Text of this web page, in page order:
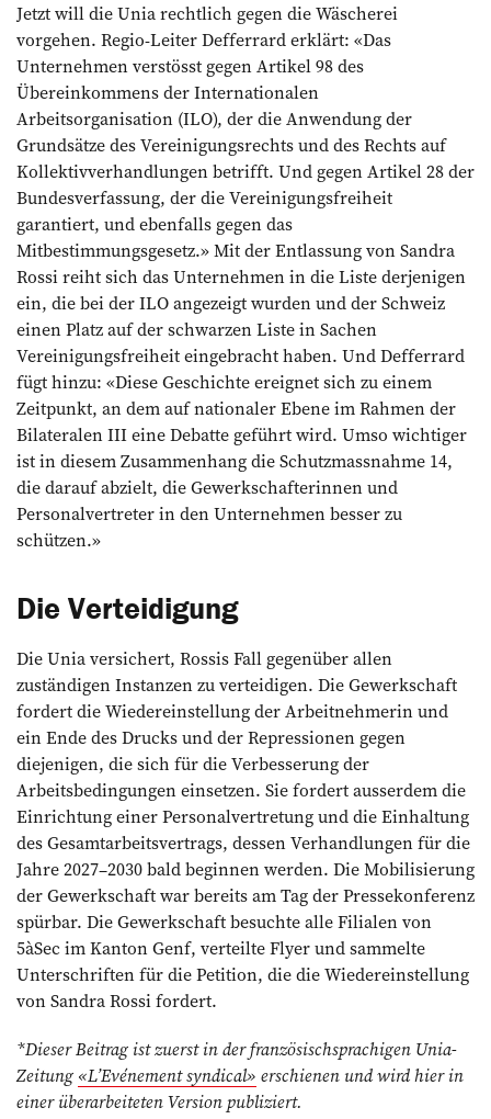
Jetzt will die Unia rechtlich gegen die Wäscherei
vorgehen. Regio-Leiter Defferrard erklärt: «Das
Unternehmen verstösst gegen Artikel 98 des
Übereinkommens der Internationalen
Arbeitsorganisation (ILO), der die Anwendung der
Grundsätze des Vereinigungsrechts und des Rechts auf
Kollektivverhandlungen betrifft. Und gegen Artikel 28 der
Bundesverfassung, der die Vereinigungsfreiheit
garantiert, und ebenfalls gegen das
Mitbestimmungsgesetz.» Mit der Entlassung von Sandra
Rossi reiht sich das Unternehmen in die Liste derjenigen
ein, die bei der ILO angezeigt wurden und der Schweiz
einen Platz auf der schwarzen Liste in Sachen
Vereinigungsfreiheit eingebracht haben. Und Defferrard
fügt hinzu: «Diese Geschichte ereignet sich zu einem
Zeitpunkt, an dem auf nationaler Ebene im Rahmen der
Bilateralen III eine Debatte geführt wird. Umso wichtiger
ist in diesem Zusammenhang die Schutzmassnahme 14,
die darauf abzielt, die Gewerkschafterinnen und
Personalvertreter in den Unternehmen besser zu
schützen.»
Die Verteidigung
Die Unia versichert, Rossis Fall gegenüber allen
zuständigen Instanzen zu verteidigen. Die Gewerkschaft
fordert die Wiedereinstellung der Arbeitnehmerin und
ein Ende des Drucks und der Repressionen gegen
diejenigen, die sich für die Verbesserung der
Arbeitsbedingungen einsetzen. Sie fordert ausserdem die
Einrichtung einer Personalvertretung und die Einhaltung
des Gesamtarbeitsvertrags, dessen Verhandlungen für die
Jahre 2027–2030 bald beginnen werden. Die Mobilisierung
der Gewerkschaft war bereits am Tag der Pressekonferenz
spürbar. Die Gewerkschaft besuchte alle Filialen von
5àSec im Kanton Genf, verteilte Flyer und sammelte
Unterschriften für die Petition, die die Wiedereinstellung
von Sandra Rossi fordert.
*Dieser Beitrag ist zuerst in der französischsprachigen Unia-
Zeitung «L’Evénement syndical» erschienen und wird hier in
einer überarbeiteten Version publiziert.